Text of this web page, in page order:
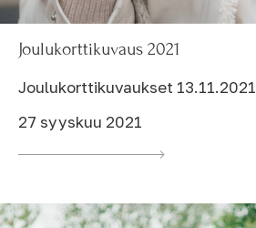
Joulukorttikuvaus 2021
Joulukorttikuvaukset 13.11.2021
27 syyskuu 2021